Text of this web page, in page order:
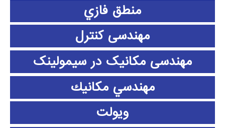
منطق فازي
مهندسی کنترل
مهندسی مکانیک در سیمولینک
مهندسي مكانيك
ویولت